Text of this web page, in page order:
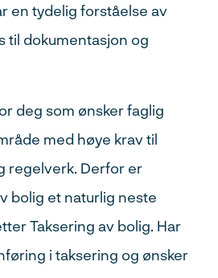
en tydelig forståelse av
til dokumentasjon og
deg som ønsker faglig
med høye krav til
regelverk. Derfor er
bolig et naturlig neste
Taksering av bolig. Har
i taksering og ønsker